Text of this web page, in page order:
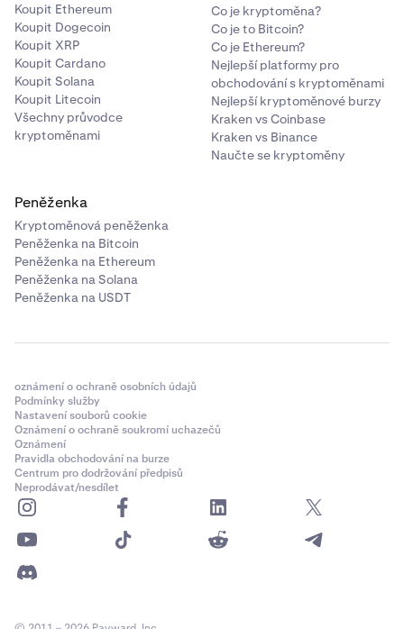
Koupit Ethereum
Koupit Dogecoin
Koupit XRP
Koupit Cardano
Koupit Solana
Koupit Litecoin
Všechny průvodce
kryptoměnami
Co je kryptoměna?
Co je to Bitcoin?
Co je Ethereum?
Nejlepší platformy pro
obchodování s kryptoměnami
Nejlepší kryptoměnové burzy
Kraken vs Coinbase
Kraken vs Binance
Naučte se kryptoměny
Peněženka
Kryptoměnová peněženka
Peněženka na Bitcoin
Peněženka na Ethereum
Peněženka na Solana
Peněženka na USDT
oznámení o ochraně osobních údajů
Podmínky služby
Nastavení souborů cookie
Oznámení o ochraně soukromí uchazečů
Oznámení
Pravidla obchodování na burze
Centrum pro dodržování předpisů
Neprodávat/nesdílet